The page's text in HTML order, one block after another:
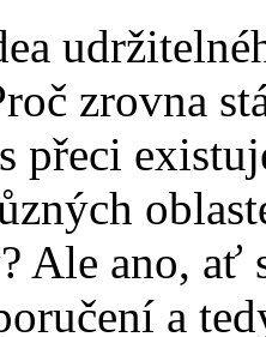
zrovna
přeci
Ale ano, ať
a